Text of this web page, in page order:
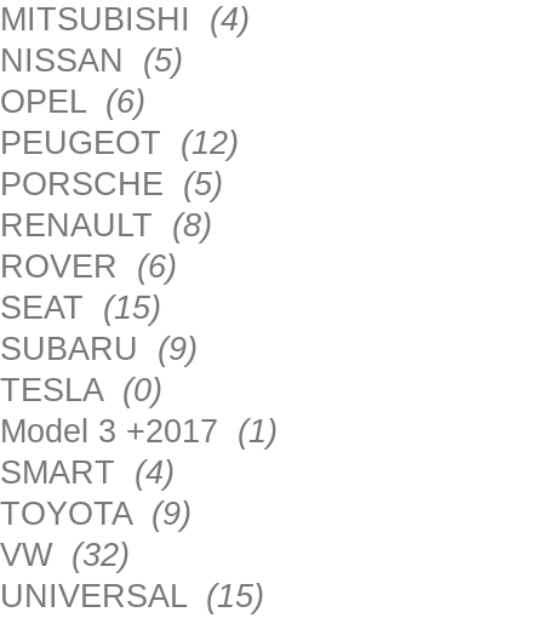
MITSUBISHI (4)
NISSAN (5)
OPEL (6)
PEUGEOT (12)
PORSCHE (5)
RENAULT (8)
ROVER (6)
SEAT (15)
SUBARU (9)
TESLA (0)
Model 3 +2017 (1)
SMART (4)
TOYOTA (9)
VW (32)
UNIVERSAL (15)